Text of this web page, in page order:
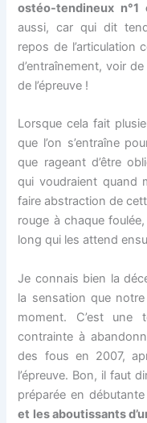
ostéo-tendineux
aussi, car qui dit
repos de l’articulation
d’entraînement, voir
de l’épreuve !
Lorsque cela fait
que l’on s’entraîne
que rageant d’être
qui voudraient quand
faire abstraction de
rouge à chaque foulée,
long qui les attend
Je connais bien la
la sensation que
moment. C’est une
contrainte à
des fous en 2007,
l’épreuve. Bon, il faut
préparée en
et les aboutissants